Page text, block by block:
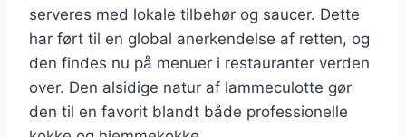
serveres med lokale tilbehør og saucer. Dette
har ført til en global anerkendelse af retten, og
den findes nu på menuer i restauranter verden
over. Den alsidige natur af lammeculotte gør
den til en favorit blandt både professionelle